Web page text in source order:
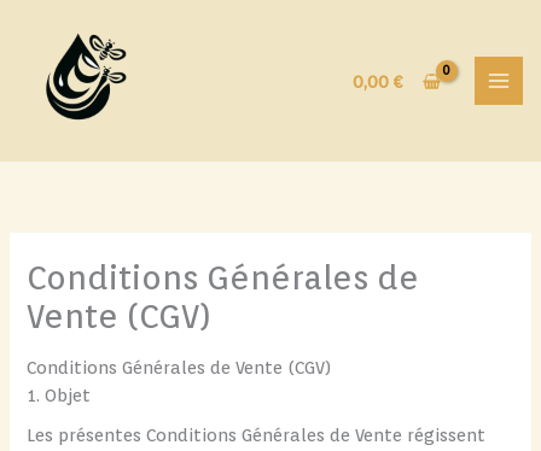
contenu
0,00 €
Conditions Générales de
Vente (CGV)
Conditions Générales de Vente (CGV)
1. Objet
Les présentes Conditions Générales de Vente régissent